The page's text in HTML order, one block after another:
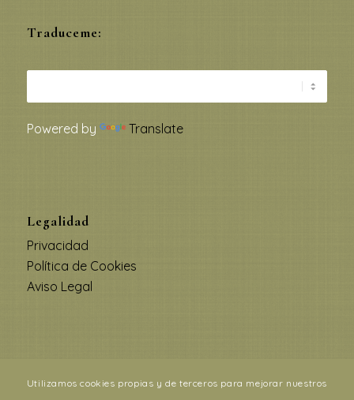
Traduceme:
Powered by Translate
Legalidad
Privacidad
Política de Cookies
Aviso Legal
Copyright © 2018. Todos los derechos reservados. Diseñada por
Utilizamos cookies propias y de terceros para mejorar nuestros